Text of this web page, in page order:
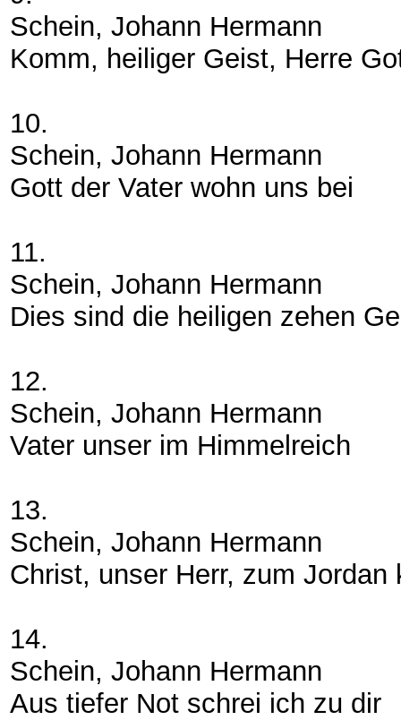
Schein, Johann Hermann
Komm, heiliger Geist, Herre
10.
Schein, Johann Hermann
Gott der Vater wohn uns bei
11.
Schein, Johann Hermann
Dies sind die heiligen zehen
12.
Schein, Johann Hermann
Vater unser im Himmelreich
13.
Schein, Johann Hermann
Christ, unser Herr, zum Jordan
14.
Schein, Johann Hermann
Aus tiefer Not schrei ich zu dir